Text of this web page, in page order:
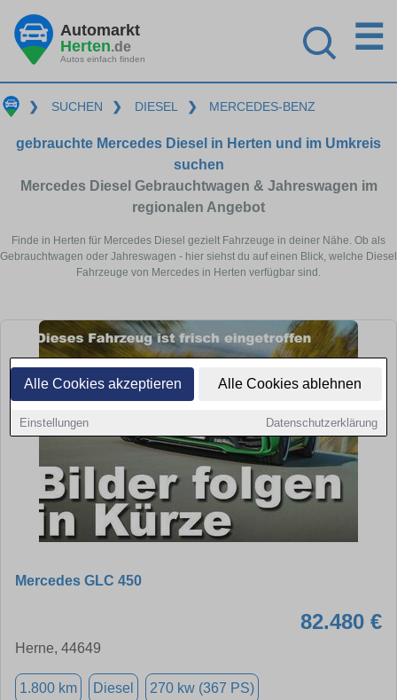
Alle Cookies akzeptieren Alle Cookies ablehnen
Einstellungen Datenschutzerklärung
Automarkt
Herten.de
Autos einfach finden
☰
❯ SUCHEN ❯ DIESEL ❯ MERCEDES-BENZ
gebrauchte Mercedes Diesel in Herten und im Umkreis
suchen
Mercedes Diesel Gebrauchtwagen & Jahreswagen im
regionalen Angebot
Finde in Herten für Mercedes Diesel gezielt Fahrzeuge in deiner Nähe. Ob als
Gebrauchtwagen oder Jahreswagen - hier siehst du auf einen Blick, welche Diesel
Fahrzeuge von Mercedes in Herten verfügbar sind.
Mercedes GLC 450
82.480 €
Herne, 44649
1.800 km Diesel 270 kw (367 PS)